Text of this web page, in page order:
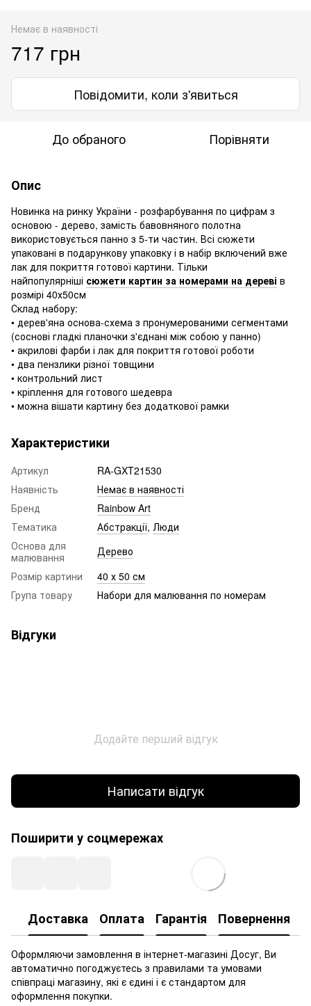
Немає в наявності
717 грн
Повідомити, коли з'явиться
До обраного Порівняти
Опис
Новинка на ринку України - розфарбування по цифрам з
основою - дерево, замість бавовняного полотна
використовується панно з 5-ти частин. Всі сюжети
упаковані в подарункову упаковку і в набір включений вже
лак для покриття готової картини. Тільки
найпопулярніші сюжети картин за номерами на дереві в
розмірі 40х50см
Склад набору:
• дерев'яна основа-схема з пронумерованими сегментами
(соснові гладкі планочки з'єднані між собою у панно)
• акрилові фарби і лак для покриття готової роботи
• два пензлики різної товщини
• контрольний лист
• кріплення для готового шедевра
• можна вішати картину без додаткової рамки
Характеристики
Артикул
RA-GXT21530
Наявність
Немає в наявності
Бренд
Rainbow Art
Тематика
Абстракції, Люди
Основа для
малювання
Дерево
Розмір картини
40 х 50 см
Група товару
Набори для малювання по номерам
Відгуки
Додайте перший відгук
Написати відгук
Поширити у соцмережах
Доставка Оплата Гарантія Повернення
Оформляючи замовлення в інтернет-магазині Досуг, Ви
автоматично погоджуєтесь з правилами та умовами
співпраці магазину, які є єдині і є стандартом для
оформлення покупки.